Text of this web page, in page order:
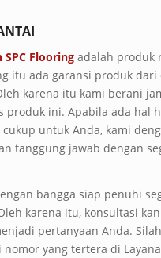
SPC Flooring adalah produk
itu ada garansi produk
karena itu kami berani
produk ini. Apabila ada hal
cukup untuk Anda, kami
tanggung jawab dengan
bangga siap penuhi
karena itu, konsultasi
pertanyaan Anda.
nomor yang tertera di